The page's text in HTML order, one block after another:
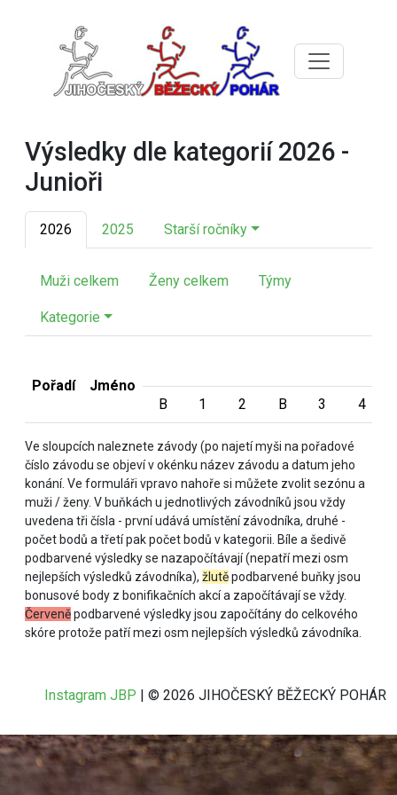
Výsledky dle kategorií 2026 -
Junioři
2026 2025 Starší ročníky
Muži celkem Ženy celkem Týmy
Kategorie
Pořadí
Jméno
B
1 2 B 3 4
Ve sloupcích naleznete závody (po najetí myši na pořadové
číslo závodu se objeví v okénku název závodu a datum jeho
konání. Ve formuláři vpravo nahoře si můžete zvolit sezónu a
muži / ženy. V buňkách u jednotlivých závodníků jsou vždy
uvedena tři čísla - první udává umístění závodníka, druhé -
počet bodů a třetí pak počet bodů v kategorii. Bíle a šedivě
podbarvené výsledky se nazapočítávají (nepatří mezi osm
nejlepších výsledků závodníka), žlutěpodbarvené buňky jsou
bonusové body z bonifikačních akcí a započítávají se vždy.
Červeněpodbarvené výsledky jsou započítány do celkového
skóre protože patří mezi osm nejlepších výsledků závodníka.
Instagram JBP | © 2026 JIHOČESKÝ BĚŽECKÝ POHÁR